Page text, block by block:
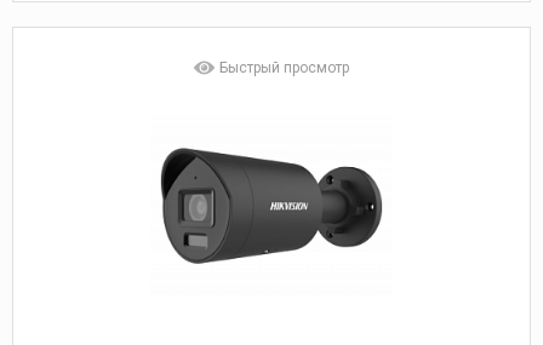
Быстрый просмотр